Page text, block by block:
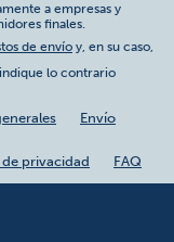
a empresas y
finales.
de envío y, en su caso,
lo contrario
Envío
privacidad FAQ